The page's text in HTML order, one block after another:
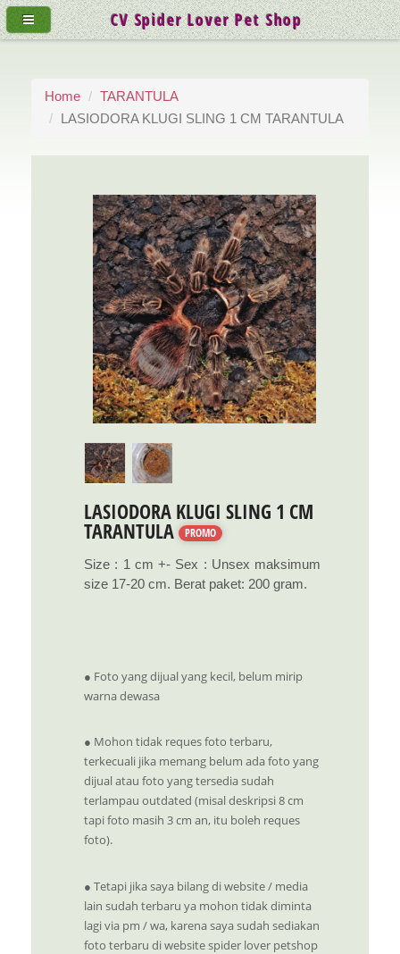
Home
TARANTULA
LASIODORA KLUGI SLING 1 CM TARANTULA
LASIODORA KLUGI SLING 1 CM
TARANTULA PROMO
Size : 1 cm +- Sex : Unsex maksimum
size 17-20 cm. Berat paket: 200 gram.
● Foto yang dijual yang kecil, belum mirip
warna dewasa
● Mohon tidak reques foto terbaru,
terkecuali jika memang belum ada foto yang
dijual atau foto yang tersedia sudah
terlampau outdated (misal deskripsi 8 cm
tapi foto masih 3 cm an, itu boleh reques
foto).
● Tetapi jika saya bilang di website / media
lain sudah terbaru ya mohon tidak diminta
lagi via pm / wa, karena saya sudah sediakan
foto terbaru di website spider lover petshop
CV Spider Lover Pet Shop